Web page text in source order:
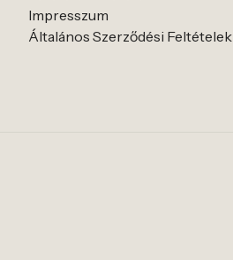
Impresszum
Általános Szerződési Feltételek